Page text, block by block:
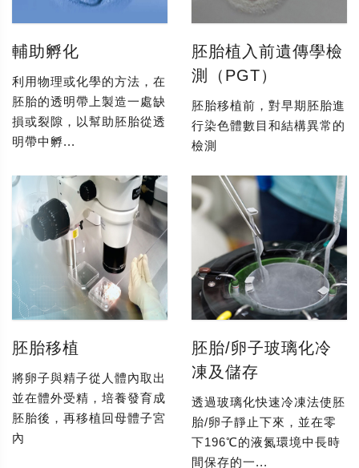
輔助孵化
利用物理或化學的方法，在
胚胎的透明帶上製造一處缺
損或裂隙，以幫助胚胎從透
明帶中孵...
胚胎植入前遺傳學檢
測（PGT）
胚胎移植前，對早期胚胎進
行染色體數目和結構異常的
檢測
胚胎移植
將卵子與精子從人體內取出
並在體外受精，培養發育成
胚胎後，再移植回母體子宮
內
胚胎/卵子玻璃化冷
凍及儲存
透過玻璃化快速冷凍法使胚
胎/卵子靜止下來，並在零
下196℃的液氮環境中長時
間保存的一...